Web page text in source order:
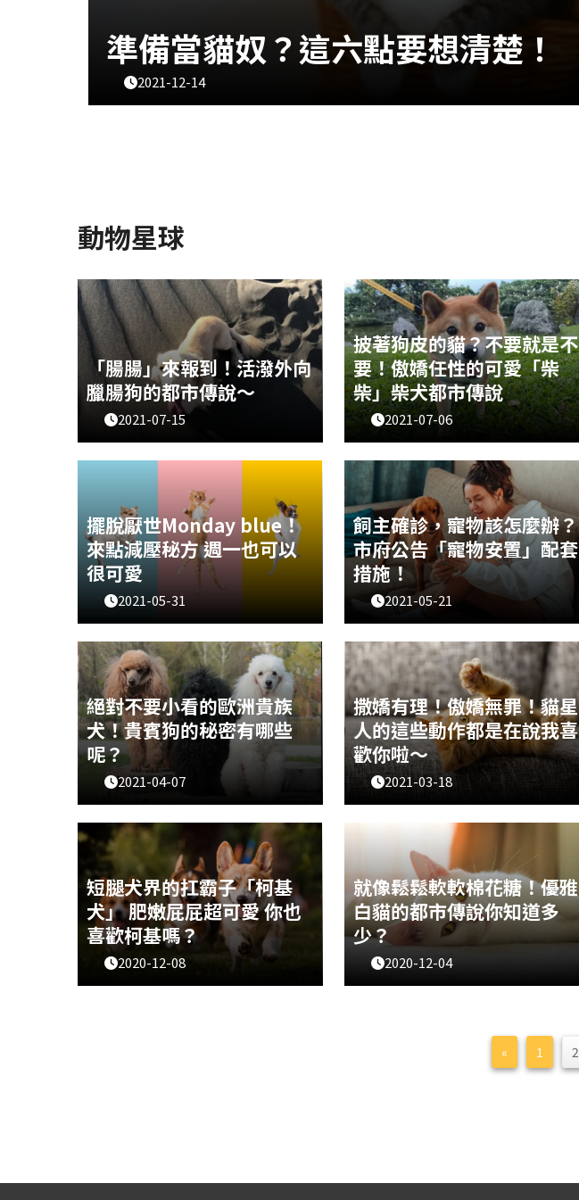
準備當貓奴？這六點要想清楚！
2021-12-14
動物星球
「腸腸」來報到！活潑外向
臘腸狗的都市傳說～
2021-07-15
臘腸狗，又稱達克斯獵犬，主要協助
獵、追蹤或捕殺獾類及其他穴居動
有哪些關於腸腸的都市傳說呢？一起
來看看吧～
披著狗皮的貓？不要就是不
要！傲嬌任性的可愛「柴
柴」柴犬都市傳說
2021-07-06
「柴犬」一詞在日文中意即「灌木叢
狗」，發源於日本中央高地。也有人
認為古語的「柴」，是指信州的柴
村，所以將此地視為起源地！一起來
看「柴柴」的都市傳說有哪些吧～
擺脫厭世Monday blue！
來點減壓秘方 週一也可以
很可愛
2021-05-31
你也有星期一症候群嗎？是否六日放
假都過的很開心，但星期天晚上心情
就會開始慢慢低落，不想面對上課、
上班日的到來？會這樣想的你其實並
不孤單，懶人編也是過來人，就有研
究指出，跟小動物互動、看小動物的
影片，不
飼主確診，寵物該怎麼辦？
市府公告「寵物安置」配套
措施！
2021-05-21
對於家中有養毛孩的飼主來說，最怕
就是萬一自己中獎必須隔離，那麼寵
物該如何安置呢？北市動保處說明，
依據世界動物衛生組織（OIE）與世界
衛生組織（WHO）的官方訊息，沒有
症狀或有症狀新冠肺炎的病人可能會
感
絕對不要小看的歐洲貴族
犬！貴賓狗的秘密有哪些
呢？
2021-04-07
在台灣頗受歡迎的貴賓狗，在古代歐
洲也深受貴族的喜愛哦！貴賓狗的外
表像泰迪熊，惹人喜愛，有哪些冷知
識呢？
撒嬌有理！傲嬌無罪！貓星
人的這些動作都是在說我喜
歡你啦～
2021-03-18
相信各位鏟屎官都很希望家裡的喵主
人能夠多跟自己撒嬌吧！然而，貓咪
的個性天生捉摸不定又纖細，但只要
用心觀察，就會發現貓咪其實也有著
豐富的情感表現。要如何知道貓咪到
底喜不喜歡你這個貓奴，依據這幾個
小動作就
短腿犬界的扛霸子「柯基
犬」 肥嫩屁屁超可愛 你也
喜歡柯基嗎？
2020-12-08
你是否也常被小短腿柯基萌到不行
就像鬆鬆軟軟棉花糖！優雅
白貓的都市傳說你知道多
少？
2020-12-04
白貓大多蠻有個性的，警覺心很強，
慾可是很強的～一起來看看像棉花糖
的白貓有哪些都市傳說吧！資料來源
« 1 2